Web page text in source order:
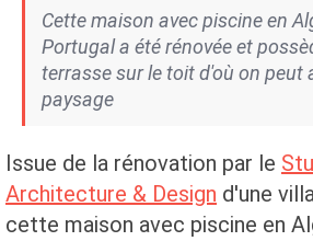
Cette maison avec piscine en
Portugal a été rénovée et
terrasse sur le toit d'où on peut
paysage
Issue de la rénovation par le
Architecture & Design d'une
cette maison avec piscine en